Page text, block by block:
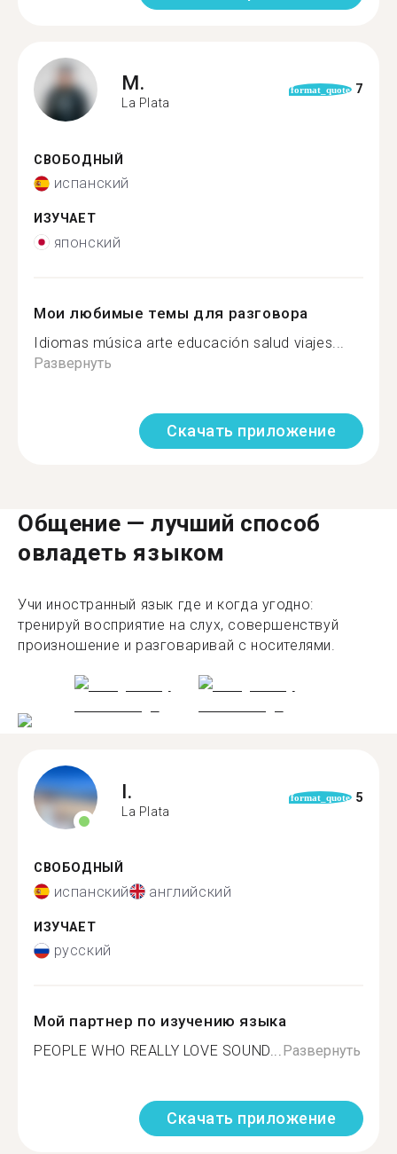
M.
La Plata
format_quote 7
СВОБОДНЫЙ
испанский
ИЗУЧАЕТ
японский
Мои любимые темы для разговора
Idiomas música arte educación salud viajes...
Развернуть
Скачать приложение
Общение — лучший способ
овладеть языком
Учи иностранный язык где и когда угодно:
тренируй восприятие на слух, совершенствуй
произношение и разговаривай с носителями.
I.
La Plata
format_quote 5
СВОБОДНЫЙ
испанский английский
ИЗУЧАЕТ
русский
Мой партнер по изучению языка
PEOPLE WHO REALLY LOVE SOUND...Развернуть
Скачать приложение